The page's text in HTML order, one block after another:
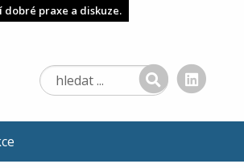
dobré praxe a diskuze.